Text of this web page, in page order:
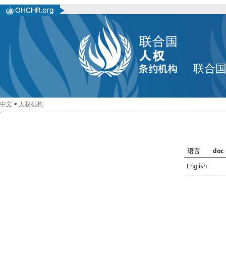
联合
中文 > 人权机构
语言
doc
English